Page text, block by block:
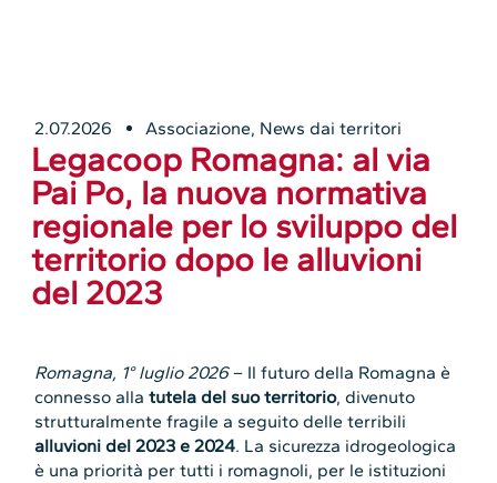
2.07.2026 Associazione, News dai territori
Legacoop Romagna: al via
Pai Po, la nuova normativa
regionale per lo sviluppo del
territorio dopo le alluvioni
del 2023
Romagna, 1° luglio 2026– Il futuro della Romagna è
connesso allatutela del suo territorio, divenuto
strutturalmente fragile a seguito delle terribili
alluvioni del 2023 e 2024. La sicurezza idrogeologica
è una priorità per tutti i romagnoli, per le istituzioni